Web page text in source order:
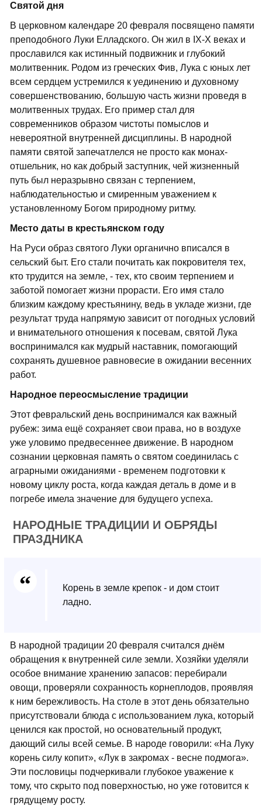
Святой дня
В церковном календаре 20 февраля посвящено памяти
преподобного Луки Елладского. Он жил в IX-X веках и
прославился как истинный подвижник и глубокий
молитвенник. Родом из греческих Фив, Лука с юных лет
всем сердцем устремился к уединению и духовному
совершенствованию, большую часть жизни проведя в
молитвенных трудах. Его пример стал для
современников образом чистоты помыслов и
невероятной внутренней дисциплины. В народной
памяти святой запечатлелся не просто как монах-
отшельник, но как добрый заступник, чей жизненный
путь был неразрывно связан с терпением,
наблюдательностью и смиренным уважением к
установленному Богом природному ритму.
Место даты в крестьянском году
На Руси образ святого Луки органично вписался в
сельский быт. Его стали почитать как покровителя тех,
кто трудится на земле, - тех, кто своим терпением и
заботой помогает жизни прорасти. Его имя стало
близким каждому крестьянину, ведь в укладе жизни, где
результат труда напрямую зависит от погодных условий
и внимательного отношения к посевам, святой Лука
воспринимался как мудрый наставник, помогающий
сохранять душевное равновесие в ожидании весенних
работ.
Народное переосмысление традиции
Этот февральский день воспринимался как важный
рубеж: зима ещё сохраняет свои права, но в воздухе
уже уловимо предвесеннее движение. В народном
сознании церковная память о святом соединилась с
аграрными ожиданиями - временем подготовки к
новому циклу роста, когда каждая деталь в доме и в
погребе имела значение для будущего успеха.
НАРОДНЫЕ ТРАДИЦИИ И ОБРЯДЫ
ПРАЗДНИКА
Корень в земле крепок - и дом стоит
ладно.
В народной традиции 20 февраля считался днём
обращения к внутренней силе земли. Хозяйки уделяли
особое внимание хранению запасов: перебирали
овощи, проверяли сохранность корнеплодов, проявляя
к ним бережливость. На столе в этот день обязательно
присутствовали блюда с использованием лука, который
ценился как простой, но основательный продукт,
дающий силы всей семье. В народе говорили: «На Луку
корень силу копит», «Лук в закромах - весне подмога».
Эти пословицы подчеркивали глубокое уважение к
тому, что скрыто под поверхностью, но уже готовится к
грядущему росту.